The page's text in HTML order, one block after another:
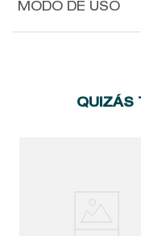
MODO DE USO
QUIZÁS